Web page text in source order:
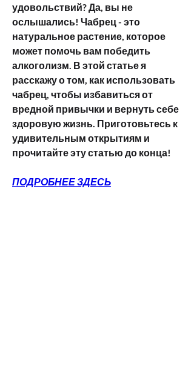
удовольствий? Да, вы не
ослышались! Чабрец - это
натуральное растение, которое
может помочь вам победить
алкоголизм. В этой статье я
расскажу о том, как использовать
чабрец, чтобы избавиться от
вредной привычки и вернуть себе
здоровую жизнь. Приготовьтесь к
удивительным открытиям и
прочитайте эту статью до конца!
ПОДРОБНЕЕ ЗДЕСЬ